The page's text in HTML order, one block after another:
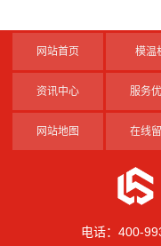
网站首页 模温
资讯中心 服务
网站地图 在线
电话：400-